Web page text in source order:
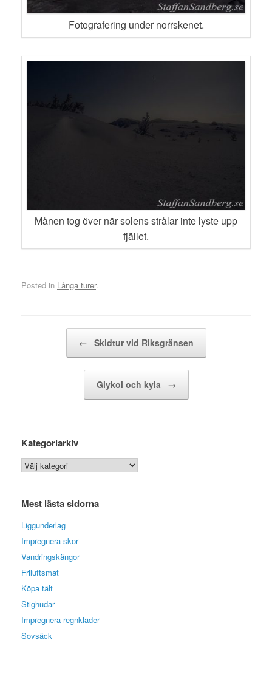
Fotografering under norrskenet.
Månen tog över när solens strålar inte lyste upp
fjället.
Posted in Långa turer.
← Skidtur vid Riksgränsen
Glykol och kyla →
Kategoriarkiv
Kategoriarkiv
Mest lästa sidorna
Liggunderlag
Impregnera skor
Vandringskängor
Friluftsmat
Köpa tält
Stighudar
Impregnera regnkläder
Sovsäck